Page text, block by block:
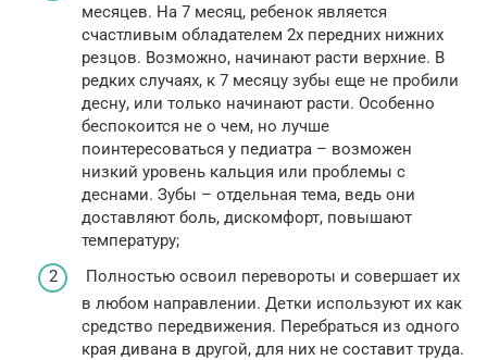
месяцев. На 7 месяц, ребенок является
счастливым обладателем 2х передних нижних
резцов. Возможно, начинают расти верхние. В
редких случаях, к 7 месяцу зубы еще не пробили
десну, или только начинают расти. Особенно
беспокоится не о чем, но лучше
поинтересоваться у педиатра – возможен
низкий уровень кальция или проблемы с
деснами. Зубы – отдельная тема, ведь они
доставляют боль, дискомфорт, повышают
температуру;
Полностью освоил перевороты и совершает их
в любом направлении. Детки используют их как
средство передвижения. Перебраться из одного
края дивана в другой, для них не составит труда.